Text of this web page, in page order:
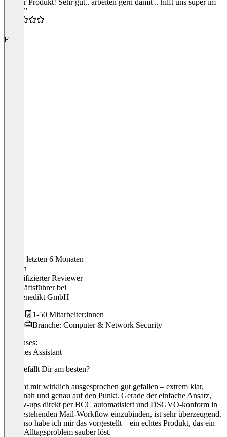
Alltag”
F
In den letzten 6 Monaten
Florian
Verifizierter Reviewer
Geschäftsführerbei
maxbenedikt GmbH
1-50 Mitarbeiter:innen
Branche: Computer & Network Security
Use cases:
AI Sales Assistant
Was gefällt Dir am besten?
Das hat mir wirklich ausgesprochen gut gefallen – extrem klar,
praxisnah und genau auf den Punkt. Gerade der einfache Ansatz,
Follow‑ups direkt per BCC automatisiert und DSGVO‑konform in
den bestehenden Mail‑Workflow einzubinden, ist sehr überzeugend.
Genauso habe ich mir das vorgestellt – ein echtes Produkt, das ein
reales Alltagsproblem sauber löst.